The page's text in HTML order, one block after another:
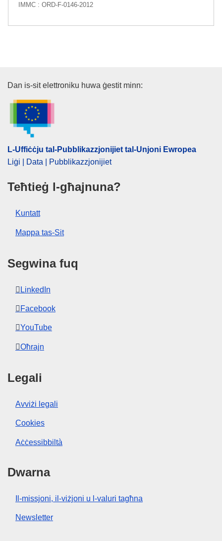
IMMC : ORD-F-0146-2012
L-Uffiċċju tal-Pubblikazzjonijiet
Dan is-sit elettroniku huwa ġestit minn:
L-Uffiċċju tal-Pubblikazzjonijiet tal-Unjoni Ewropea
Liġi | Data | Pubblikazzjonijiet
Teħtieġ l-għajnuna?
Kuntatt
Mappa tas-Sit
Segwina fuq
LinkedIn
Facebook
YouTube
Oħrajn
Legali
Avviżi legali
Cookies
Aċċessibbiltà
Dwarna
Il-missjoni, il-viżjoni u l-valuri tagħna
Newsletter